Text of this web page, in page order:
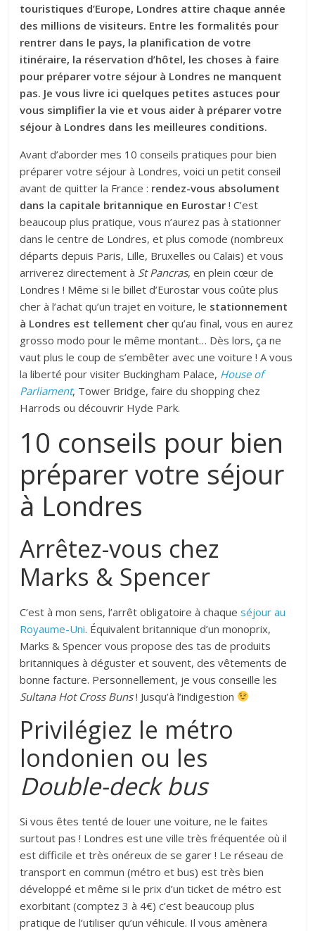
touristiques d’Europe, Londres attire chaque année
des millions de visiteurs. Entre les formalités pour
rentrer dans le pays, la planification de votre
itinéraire, la réservation d’hôtel, les choses à faire
pour préparer votre séjour à Londres ne manquent
pas. Je vous livre ici quelques petites astuces pour
vous simplifier la vie et vous aider à préparer votre
séjour à Londres dans les meilleures conditions.
Avant d’aborder mes 10 conseils pratiques pour bien
préparer votre séjour à Londres, voici un petit conseil
avant de quitter la France : rendez-vous absolument
dans la capitale britannique en Eurostar ! C’est
beaucoup plus pratique, vous n’aurez pas à stationner
dans le centre de Londres, et plus comode (nombreux
départs depuis Paris, Lille, Bruxelles ou Calais) et vous
arriverez directement à St Pancras, en plein cœur de
Londres ! Même si le billet d’Eurostar vous coûte plus
cher à l’achat qu’un trajet en voiture, le stationnement
à Londres est tellement cher qu’au final, vous en aurez
grosso modo pour le même montant… Dès lors, ça ne
vaut plus le coup de s’embêter avec une voiture ! A vous
la liberté pour visiter Buckingham Palace, House of
Parliament, Tower Bridge, faire du shopping chez
Harrods ou découvrir Hyde Park.
10 conseils pour bien
préparer votre séjour
à Londres
Arrêtez-vous chez
Marks & Spencer
C’est à mon sens, l’arrêt obligatoire à chaqueséjour au
Royaume-Uni. Équivalent britannique d’un monoprix,
Marks & Spencer vous propose des tas de produits
britanniques à déguster et souvent, des vêtements de
bonne facture. Personnellement, je vous conseille les
Sultana Hot Cross Buns! Jusqu’à l’indigestion
Privilégiez le métro
londonien ou les
Double-deck bus
Si vous êtes tenté de louer une voiture, ne le faites
surtout pas ! Londres est une ville très fréquentée où il
est difficile et très onéreux de se garer ! Le réseau de
transport en commun (métro et bus) est très bien
développé et même si le prix d’un ticket de métro est
exorbitant (comptez 3 à 4€) c’est beaucoup plus
pratique de l’utiliser qu’un véhicule. Il vous amènera